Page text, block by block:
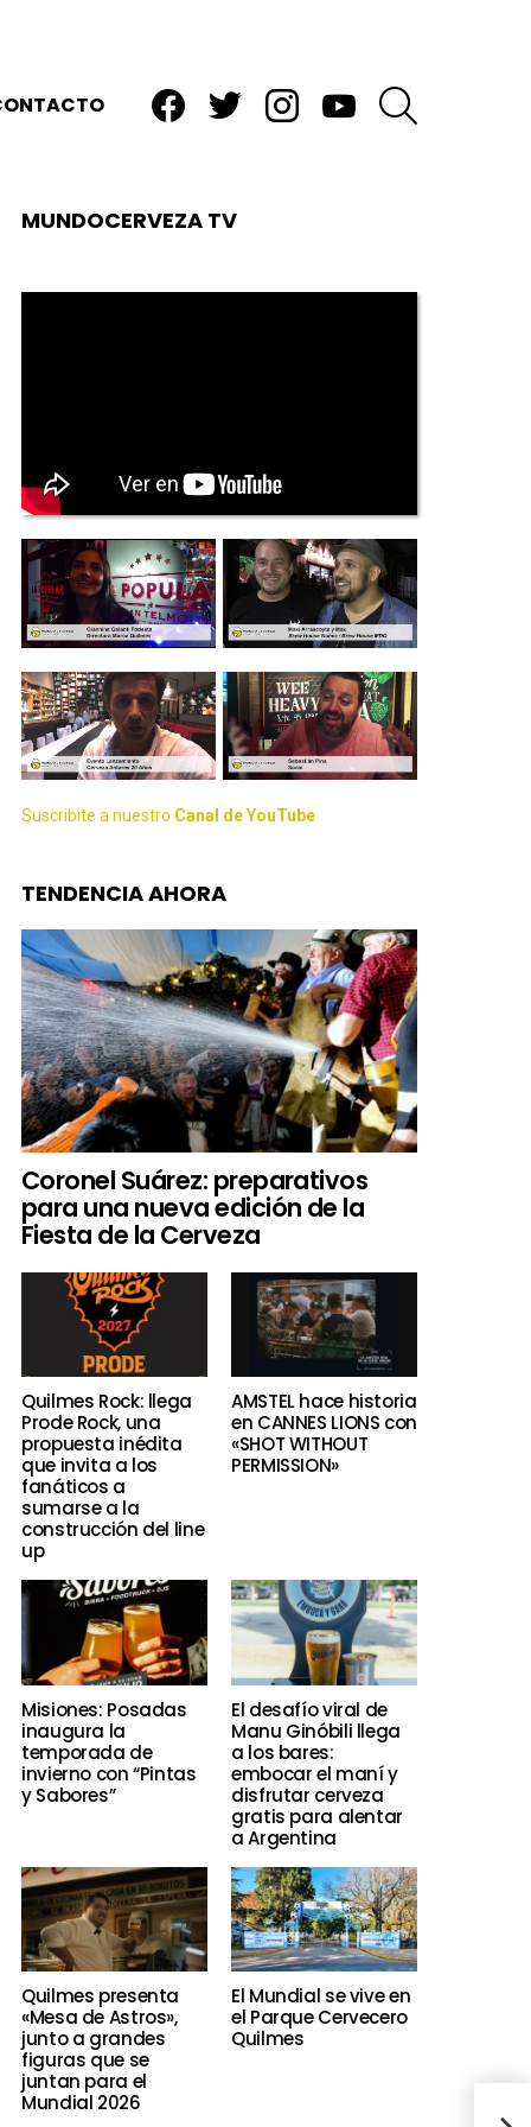
Ya
MUNDOCERVEZA TV
Suscribite a nuestro Canal de YouTube
TENDENCIA AHORA
Coronel Suárez: preparativos
para una nueva edición de la
Fiesta de la Cerveza
Quilmes Rock: llega
Prode Rock, una
propuesta inédita
que invita a los
fanáticos a
sumarse a la
construcción del line
up
AMSTEL hace historia
en CANNES LIONS con
«SHOT WITHOUT
PERMISSION»
Misiones: Posadas
inaugura la
temporada de
invierno con “Pintas
y Sabores”
El desafío viral de
Manu Ginóbili llega
a los bares:
embocar el maní y
disfrutar cerveza
gratis para alentar
a Argentina
Quilmes presenta
«Mesa de Astros»,
junto a grandes
figuras que se
juntan para el
Mundial 2026
El Mundial se vive en
el Parque Cervecero
Quilmes